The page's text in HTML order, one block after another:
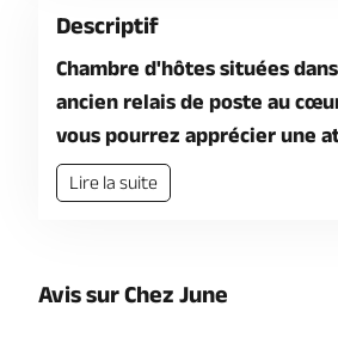
Descriptif
Chambre d'hôtes situées
ancien relais de poste au
vous pourrez apprécier une
Lire la suite
Avis sur Chez June